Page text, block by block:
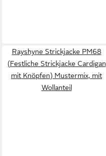
Rayshyne Strickjacke PM68
(Festliche Strickjacke Cardigan
mit Knöpfen) Mustermix, mit
Wollanteil